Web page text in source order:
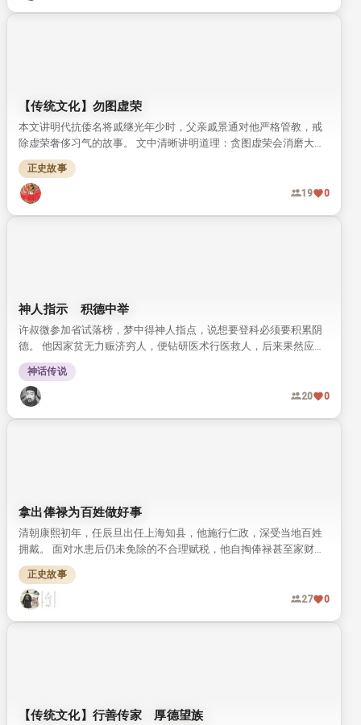
【传统文化】勿图虚荣
本文讲明代抗倭名将戚继光年少时，父亲戚景通对他严格管教，戒
除虚荣奢侈习气的故事。 文中清晰讲明道理：贪图虚荣会消磨大
志，难成一番事业。
正史故事
19 0
神人指示 积德中举
许叔微参加省试落榜，梦中得神人指点，说想要登科必须要积累阴
德。 他因家贫无力赈济穷人，便钻研医术行医救人，后来果然应验
神示得中举人。
神话传说
20 0
拿出俸禄为百姓做好事
清朝康熙初年，任辰旦出任上海知县，他施行仁政，深受当地百姓
拥戴。 面对水患后仍未免除的不合理赋税，他自掏俸禄甚至家财完
成勘测，最终为百姓减除了多余负担，这段事迹记载于《清史稿》
中。
正史故事
27 0
【传统文化】行善传家 厚德望族